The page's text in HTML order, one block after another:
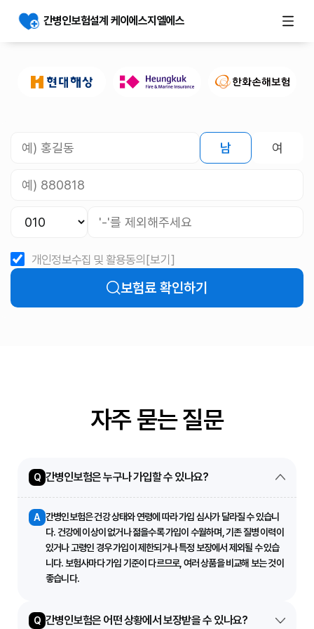
간병인보험설계 케이에스지엘에스
남 여
개인정보수집 및 활용동의 [보기]
보험료 확인하기
자주 묻는 질문
Q 간병인보험은 누구나 가입할 수 있나요?
A 간병인보험은 건강 상태와 연령에 따라 가입 심사가 달라질 수 있습니
다. 건강에 이상이 없거나 젊을수록 가입이 수월하며, 기존 질병 이력이
있거나 고령인 경우 가입이 제한되거나 특정 보장에서 제외될 수 있습
니다. 보험사마다 가입 기준이 다르므로, 여러 상품을 비교해 보는 것이
좋습니다.
Q 간병인보험은 어떤 상황에서 보장받을 수 있나요?